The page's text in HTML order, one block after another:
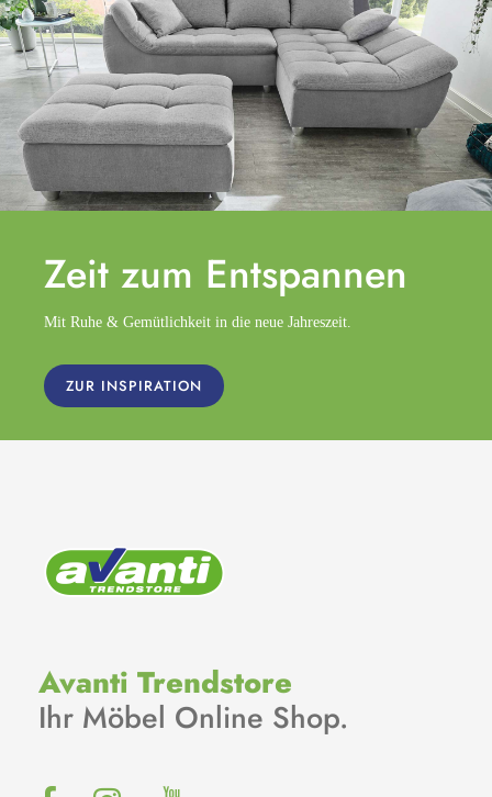
Zeit zum Entspannen
Mit Ruhe & Gemütlichkeit in die neue Jahreszeit.
ZUR INSPIRATION
Avanti Trendstore
Ihr Möbel Online Shop.